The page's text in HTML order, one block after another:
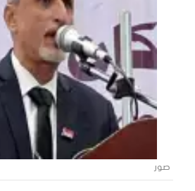
خمسة شعراء إلى نهائي
الشعراء بالعاصمة عدن
أعلنت لجنة تحكيم مسابقة أمير
أسماء الشعراء المتأهلين إلى
صور